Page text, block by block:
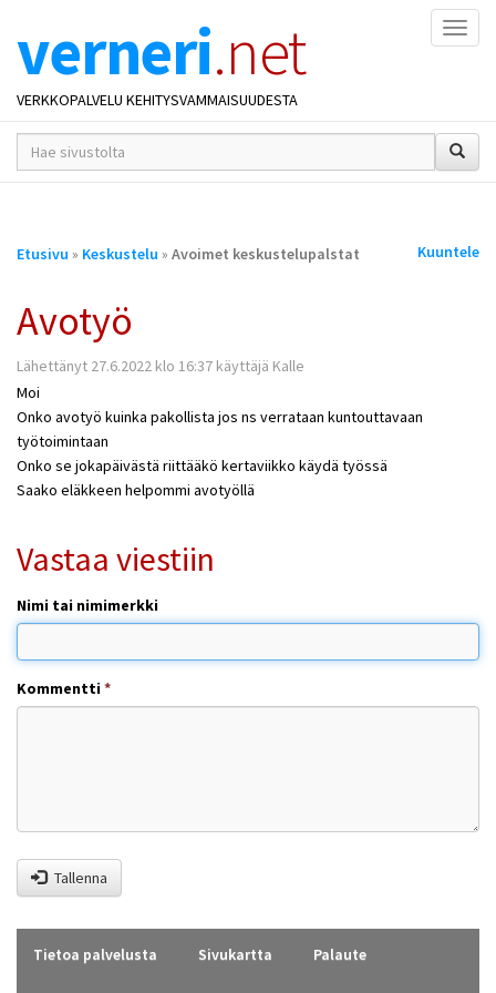
verneri.net
VERKKOPALVELU KEHITYSVAMMAISUUDESTA
hakusana(t)
*
Olet
Etusivu » Keskustelu » Avoimet keskustelupalstat Kuuntele
Avotyö
Lähettänyt 27.6.2022 klo 16:37 käyttäjä Kalle
Moi
Onko avotyö kuinka pakollista jos ns verrataan kuntouttavaan
työtoimintaan
Onko se jokapäivästä riittääkö kertaviikko käydä työssä
Saako eläkkeen helpommi avotyöllä
Vastaa viestiin
Nimi tai nimimerkki
Kommentti*
Tallenna
Tietoa palvelusta Sivukartta Palaute